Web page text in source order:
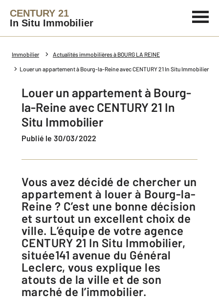
CENTURY 21
In Situ Immobilier
Immobilier Actualités immobilières à BOURG LA REINE
Louer un appartement à Bourg-la-Reine avec CENTURY 21 In Situ Immobilier
Louer un appartement à Bourg-
la-Reine avec CENTURY 21 In
Situ Immobilier
Publié le 30/03/2022
Vous avez décidé de chercher un
appartement à louer à Bourg-la-
Reine ? C’est une bonne décision
et surtout un excellent choix de
ville. L’équipe de votre agence
CENTURY 21 In Situ Immobilier,
située141 avenue du Général
Leclerc, vous explique les
atouts de la ville et de son
marché de l’immobilier.